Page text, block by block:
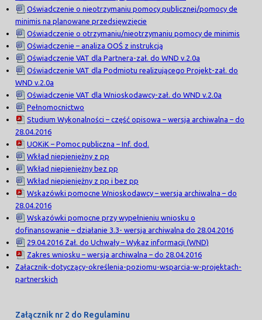
Oświadczenie o nieotrzymaniu pomocy publicznej/pomocy de
minimis na planowane przedsięwzięcie
Oświadczenie o otrzymaniu/nieotrzymaniu pomocy de minimis
Oświadczenie – analiza OOŚ z instrukcją
Oświadczenie VAT dla Partnera-zał. do WND v.2.0a
Oświadczenie VAT dla Podmiotu realizującego Projekt-zał. do
WND v.2.0a
Oświadczenie VAT dla Wnioskodawcy-zał. do WND v.2.0a
Pełnomocnictwo
Studium Wykonalności – część opisowa – wersja archiwalna – do
28.04.2016
UOKiK – Pomoc publiczna – Inf. dod.
Wkład niepieniężny z pp
Wkład niepieniężny bez pp
Wkład niepieniężny z pp i bez pp
Wskazówki pomocne Wnioskodawcy – wersja archiwalna – do
28.04.2016
Wskazówki pomocne przy wypełnieniu wniosku o
dofinansowanie – działanie 3.3- wersja archiwalna do 28.04.2016
29.04.2016 Zał. do Uchwały – Wykaz informacji (WND)
Zakres wniosku – wersja archiwalna – do 28.04.2016
Załacznik-dotyczący-określenia-poziomu-wsparcia-w-projektach-
partnerskich
Załącznik nr 2 do Regulaminu